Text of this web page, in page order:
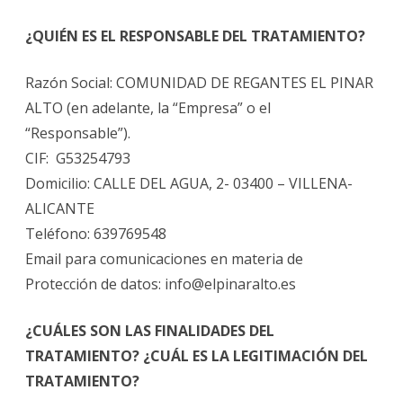
¿QUIÉN ES EL RESPONSABLE DEL TRATAMIENTO?
Razón Social: COMUNIDAD DE REGANTES EL PINAR
ALTO (en adelante, la “Empresa” o el
“Responsable”).
CIF: G53254793
Domicilio: CALLE DEL AGUA, 2- 03400 – VILLENA-
ALICANTE
Teléfono: 639769548
Email para comunicaciones en materia de
Protección de datos: info@elpinaralto.es
¿CUÁLES SON LAS FINALIDADES DEL
TRATAMIENTO? ¿CUÁL ES LA LEGITIMACIÓN DEL
TRATAMIENTO?